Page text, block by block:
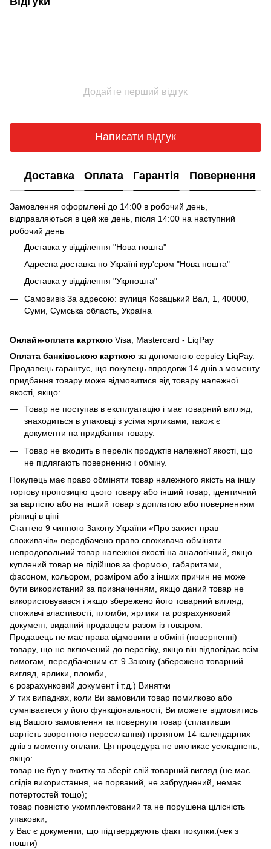
Додайте перший відгук
Написати відгук
Доставка Оплата Гарантія Повернення
Замовлення оформлені до 14:00 в робочий день,
відправляються в цей же день, після 14:00 на наступний
робочий день
Доставка у відділення "Нова пошта"
Адресна доставка по Україні кур'єром "Нова пошта"
Доставка у відділення "Укрпошта"
Самовивіз За адресою: вулиця Козацький Вал, 1, 40000,
Суми, Сумська область, Україна
Онлайн-оплата карткою Visa, Mastercard - LiqPay
Оплата банківською карткою за допомогою сервісу LiqPay.
Продавець гарантує, що покупець впродовж 14 днів з моменту
придбання товару може відмовитися від товару належної
якості, якщо:
Товар не поступав в експлуатацію і має товарний вигляд,
знаходиться в упаковці з усіма ярликами, також є
документи на придбання товару.
Товар не входить в перелік продуктів належної якості, що
не підлягають поверненню і обміну.
Покупець має право обміняти товар належного якість на іншу
торгову пропозицію цього товару або інший товар, ідентичний
за вартістю або на інший товар з доплатою або поверненням
різниці в ціні
Статтею 9 чинного Закону України «Про захист прав
споживачів» передбачено право споживача обміняти
непродовольчий товар належної якості на аналогічний, якщо
куплений товар не підійшов за формою, габаритами,
фасоном, кольором, розміром або з інших причин не може
бути використаний за призначенням, якщо даний товар не
використовувався і якщо збережено його товарний вигляд,
споживчі властивості, пломби, ярлики та розрахунковий
документ, виданий продавцем разом із товаром.
Продавець не має права відмовити в обміні (поверненні)
товару, що не включений до переліку, якщо він відповідає всім
вимогам, передбаченим ст. 9 Закону (збережено товарний
вигляд, ярлики, пломби,
є розрахунковий документ і т.д.) Винятки
У тих випадках, коли Ви замовили товар помилково або
сумніваєтеся у його функціональності, Ви можете відмовитись
від Вашого замовлення та повернути товар (сплативши
вартість зворотного пересилання) протягом 14 календарних
днів з моменту оплати. Ця процедура не викликає ускладнень,
якщо:
товар не був у вжитку та зберіг свій товарний вигляд (не має
слідів використання, не порваний, не забруднений, немає
потертостей тощо);
товар повністю укомплектований та не порушена цілісність
упаковки;
у Вас є документи, що підтверджують факт покупки.(чек з
пошти)